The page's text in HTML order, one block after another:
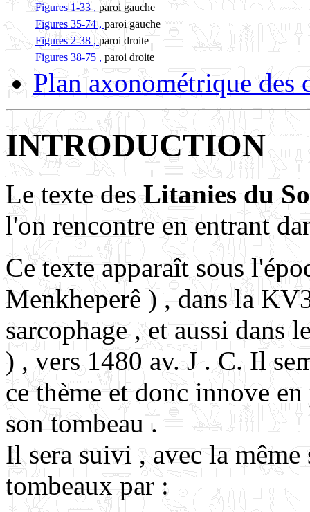
Figures 1-33 , paroi gauche
Figures 35-74 , paroi gauche
Figures 2-38 , paroi droite
Figures 38-75 , paroi droite
Plan axonométrique des
INTRODUCTION
Le texte des Litanies du
l'on rencontre en entrant
Ce texte apparaît sous
Menkheperê ) , dans la
sarcophage , et aussi dans
) , vers 1480 av. J . C. Il
ce thème et donc innove
son tombeau .
Il sera suivi , avec la même
tombeaux par :